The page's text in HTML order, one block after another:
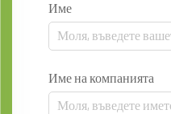
Име
Име на компанията